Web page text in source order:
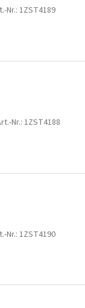
Nr.:1ZST4189
Nr.:1ZST4188
Nr.:1ZST4190